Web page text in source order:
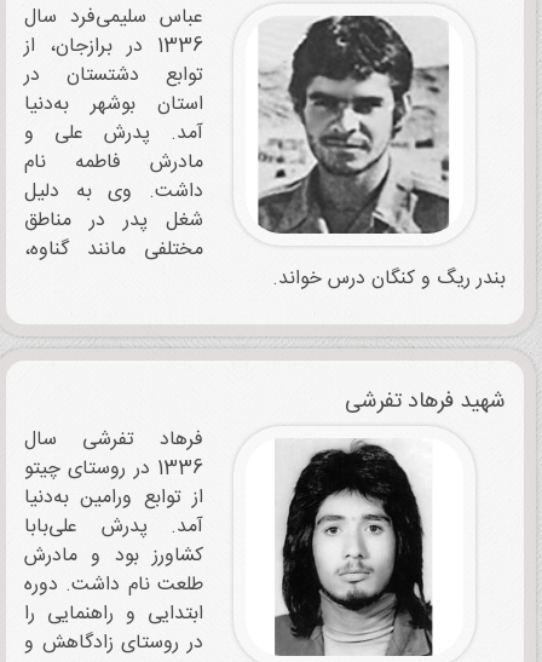
عباس سلیمی‌فرد سال
1336 در برازجان، از
توابع دشتستان در
استان بوشهر به‌دنیا
آمد. پدرش علی و
مادرش فاطمه نام
داشت. وی به دلیل
شغل پدر در مناطق
مختلفی مانند گناوه،
بندر ریگ و کنگان درس ‌خواند.
شهید فرهاد تفرشی
فرهاد تفرشی سال
1336 در روستای چیتو
از توابع ورامین به‌دنیا
آمد. پدرش علی‌بابا
کشاورز بود و مادرش
طلعت نام‌ داشت. دوره
ابتدایی و راهنمایی را
در روستای زادگاهش و